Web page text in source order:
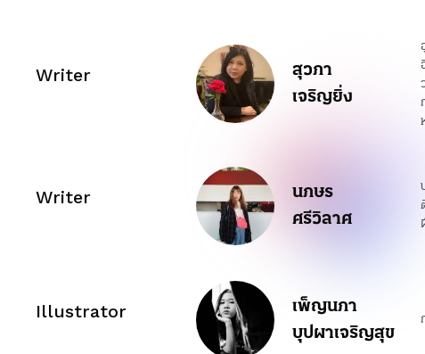
Writer
สุวภา
เจริญยิ่ง
Writer
นภษร
ศรีวิลาศ
Illustrator
เพ็ญนภา
บุปผาเจริญสุข